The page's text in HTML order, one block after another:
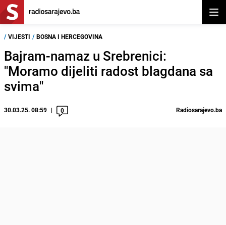
/ VIJESTI / BOSNA I HERCEGOVINA
Bajram-namaz u Srebrenici:
"Moramo dijeliti radost blagdana sa
svima"
30.03.25. 08:59 0 Radiosarajevo.ba